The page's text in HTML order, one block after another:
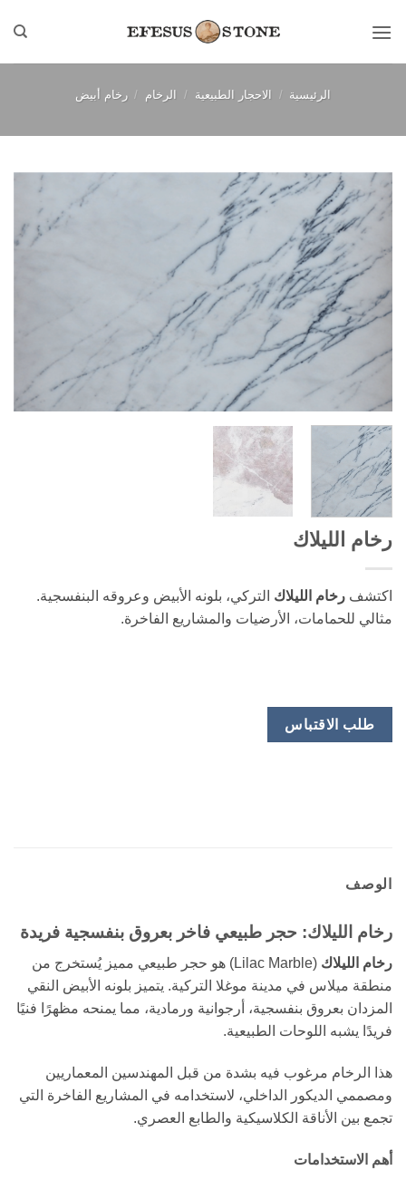
للمحتوى
الرئيسية / الاحجار الطبيعية / الرخام / رخام أبيض
رخام الليلاك
اكتشف رخام الليلاك التركي، بلونه الأبيض وعروقه البنفسجية.
مثالي للحمامات، الأرضيات والمشاريع الفاخرة.
طلب الاقتباس
الوصف
رخام الليلاك: حجر طبيعي فاخر بعروق بنفسجية فريدة
رخام الليلاك
(Lilac Marble) هو حجر طبيعي مميز يُستخرج من
منطقة ميلاس في مدينة موغلا التركية. يتميز بلونه الأبيض النقي
المزدان بعروق بنفسجية، أرجوانية ورمادية، مما يمنحه مظهرًا فنيًا
فريدًا يشبه اللوحات الطبيعية.
هذا الرخام مرغوب فيه بشدة من قبل المهندسين المعماريين
ومصممي الديكور الداخلي، لاستخدامه في المشاريع الفاخرة التي
تجمع بين الأناقة الكلاسيكية والطابع العصري.
أهم الاستخدامات